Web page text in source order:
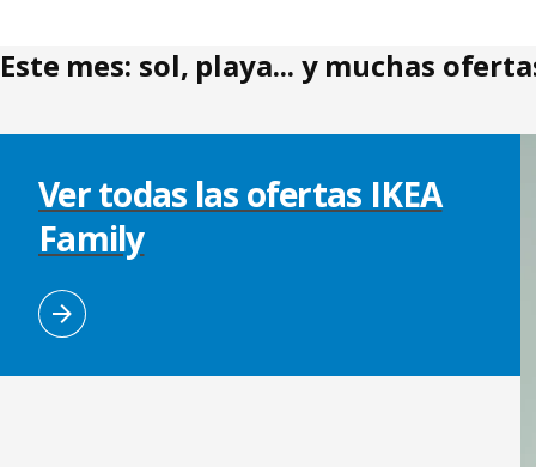
Este mes: sol, playa... y muchas
Ver todas las ofertas IKEA
Family